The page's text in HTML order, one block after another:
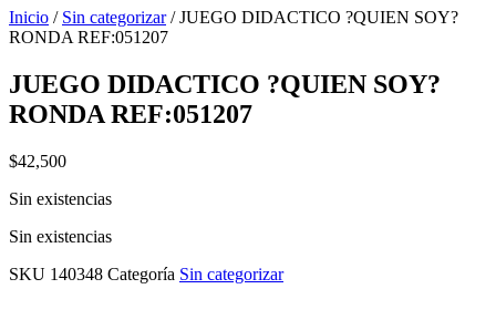
Inicio / Sin categorizar/ JUEGO DIDACTICO ?QUIEN SOY?
RONDA REF:051207
JUEGO DIDACTICO ?QUIEN SOY?
RONDA REF:051207
$42,500
Sin existencias
Sin existencias
SKU 140348 Categoría Sin categorizar